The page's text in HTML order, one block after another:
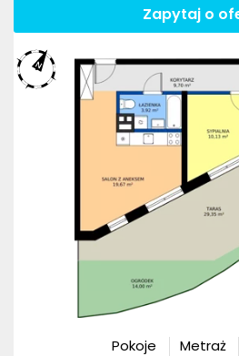
Zapytaj o
Pokoje
Metraż